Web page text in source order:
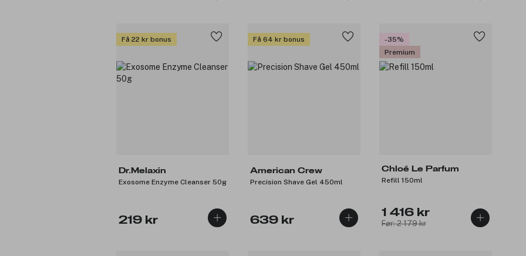
Få 22 kr bonus
Dr.Melaxin
Exosome Enzyme Cleanser 50g
219 kr
Få 64 kr bonus
American Crew
Precision Shave Gel 450ml
639 kr
-35%
Premium
Chloé Le Parfum
Refill 150ml
1 416 kr
Før: 2 179 kr